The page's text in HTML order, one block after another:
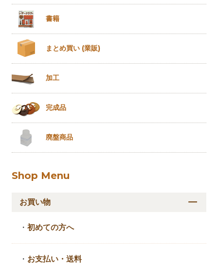
書籍
まとめ買い (業販)
加工
完成品
廃盤商品
Shop Menu
お買い物
・初めての方へ
・ お支払い・送料